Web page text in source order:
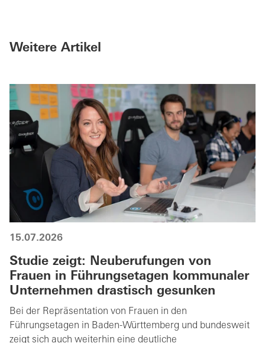
Weitere Artikel
15.07.2026
Studie zeigt: Neuberufungen von
Frauen in Führungsetagen kommunaler
Unternehmen drastisch gesunken
Bei der Repräsentation von Frauen in den
Führungsetagen in Baden-Württemberg und bundesweit
zeigt sich auch weiterhin eine deutliche